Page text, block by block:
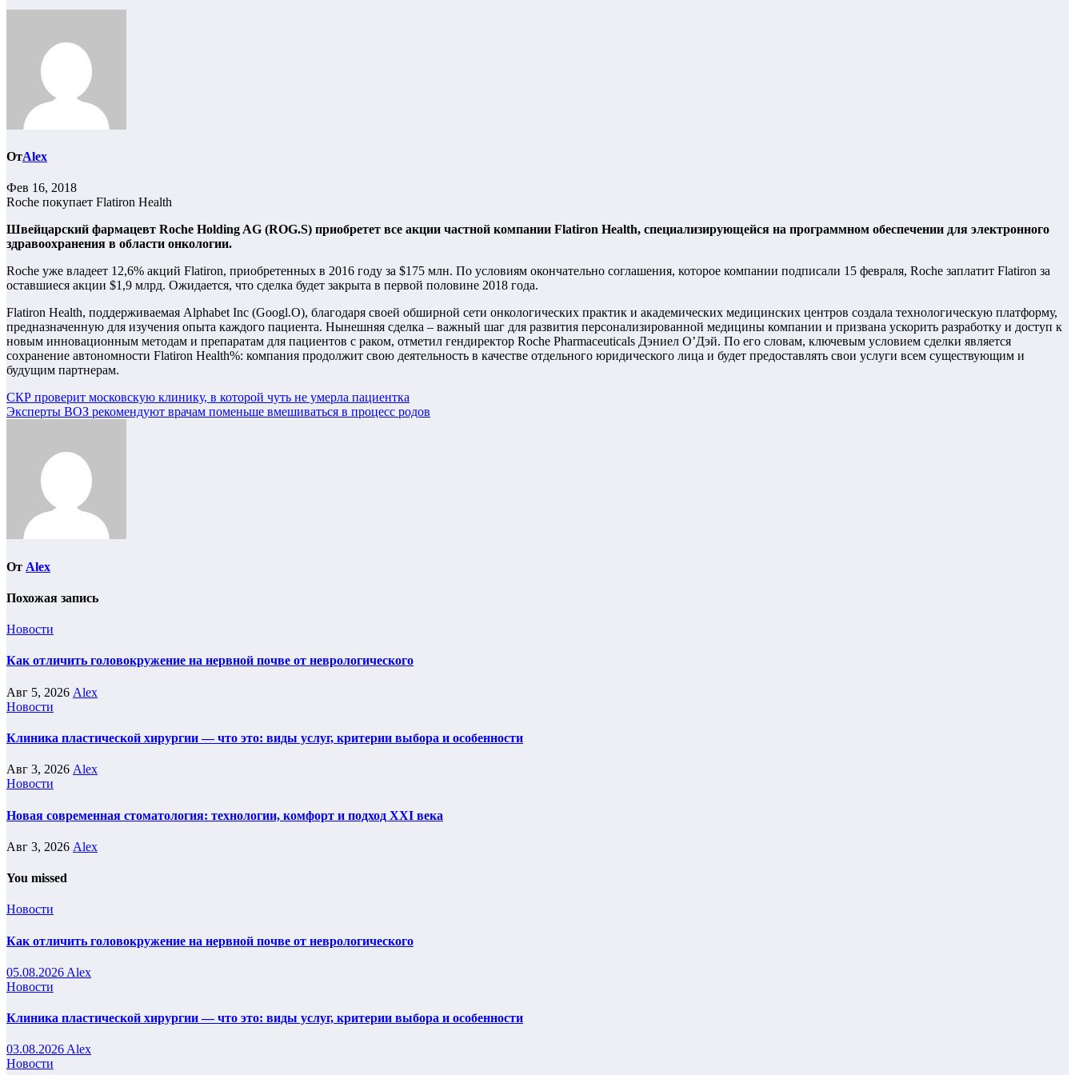
ОтAlex
Фев 16, 2018
Roche покупает Flatiron Health
Швейцарский фармацевт Roche Holding AG (ROG.S) приобретет все акции частной компании Flatiron Health, специализирующейся на программном обеспечении для электронного
здравоохранения в области онкологии.
Roche уже владеет 12,6% акций Flatiron, приобретенных в 2016 году за $175 млн. По условиям окончательно соглашения, которое компании подписали 15 февраля, Roche заплатит Flatiron за
оставшиеся акции $1,9 млрд. Ожидается, что сделка будет закрыта в первой половине 2018 года.
Flatiron Health, поддерживаемая Alphabet Inc (Googl.O), благодаря своей обширной сети онкологических практик и академических медицинских центров создала технологическую платформу,
предназначенную для изучения опыта каждого пациента. Нынешняя сделка – важный шаг для развития персонализированной медицины компании и призвана ускорить разработку и доступ к
новым инновационным методам и препаратам для пациентов с раком, отметил гендиректор Roche Pharmaceuticals Дэниел О’Дэй. По его словам, ключевым условием сделки является
сохранение автономности Flatiron Health%: компания продолжит свою деятельность в качестве отдельного юридического лица и будет предоставлять свои услуги всем существующим и
будущим партнерам.
Навигация
по
СКР проверит московскую клинику, в которой чуть не умерла пациентка
Эксперты ВОЗ рекомендуют врачам поменьше вмешиваться в процесс родов
От Alex
Похожая запись
Новости
Как отличить головокружение на нервной почве от неврологического
Авг 5, 2026 Alex
Новости
Клиника пластической хирургии — что это: виды услуг, критерии выбора и особенности
Авг 3, 2026 Alex
Новости
Новая современная стоматология: технологии, комфорт и подход XXI века
Авг 3, 2026 Alex
You missed
Новости
Как отличить головокружение на нервной почве от неврологического
05.08.2026 Alex
Новости
Клиника пластической хирургии — что это: виды услуг, критерии выбора и особенности
03.08.2026 Alex
Новости